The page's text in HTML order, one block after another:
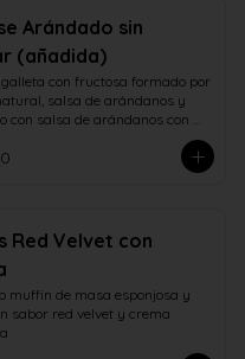
Arándado sin
(añadida)
galleta con fructosa formado por
salsa de arándanos y
con salsa de arándanos con
Red Velvet con
muffin de masa esponjosa y
sabor red velvet y crema